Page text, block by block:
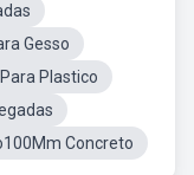
Gesso
Plastico
Concreto